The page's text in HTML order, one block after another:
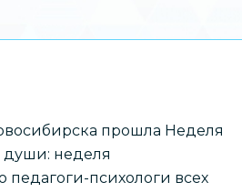
прошла Неделя
души: неделя
педагоги-психологи всех